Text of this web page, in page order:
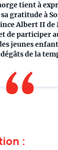
tient à
gratitude à
Albert II de
de participer
jeunes
de la
: